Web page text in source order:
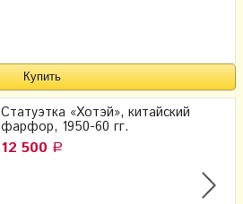
Статуэтка «Хотэй», китайский
фарфор, 1950-60 гг.
12 500 Р